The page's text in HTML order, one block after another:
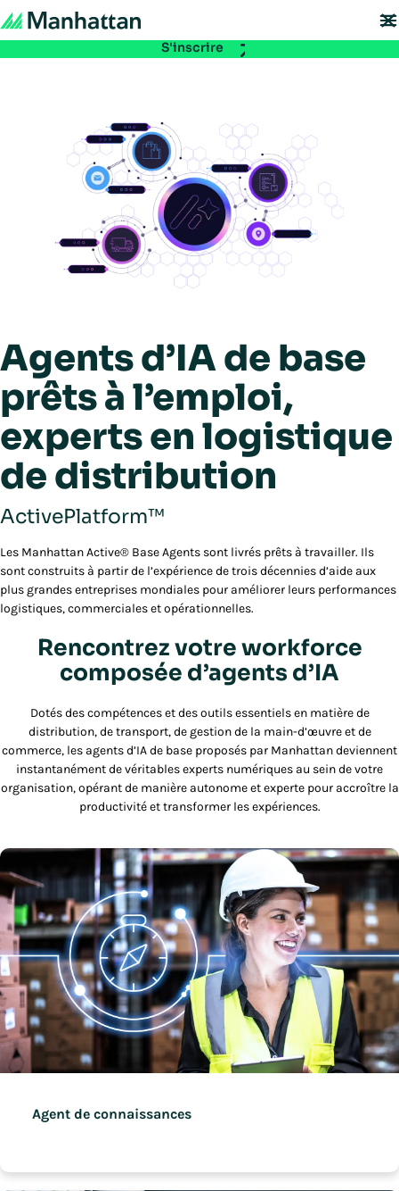
S'inscrire
Agents d’IA de base
prêts à l’emploi,
experts en logistique
de distribution
ActivePlatform™
Les Manhattan Active® Base Agents sont livrés prêts à travailler. Ils
sont construits à partir de l’expérience de trois décennies d’aide aux
plus grandes entreprises mondiales pour améliorer leurs performances
logistiques, commerciales et opérationnelles.
Rencontrez votre workforce
composée d’agents d’IA
Dotés des compétences et des outils essentiels en matière de
distribution, de transport, de gestion de la main-d’œuvre et de
commerce, les agents d’IA de base proposés par Manhattan deviennent
instantanément de véritables experts numériques au sein de votre
organisation, opérant de manière autonome et experte pour accroître la
productivité et transformer les expériences.
Agent de connaissances